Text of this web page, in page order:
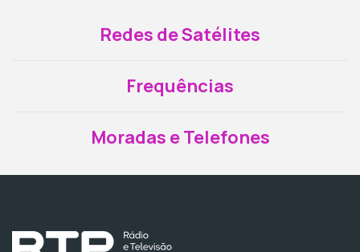
Redes de Satélites
Frequências
Moradas e Telefones